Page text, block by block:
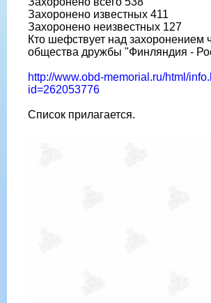
Захоронено известных 411
Захоронено неизвестных 127
Кто шефствует над захоронением
общества дружбы "Финляндия -
http://www.obd-memorial.ru/html/
id=262053776
Список прилагается.